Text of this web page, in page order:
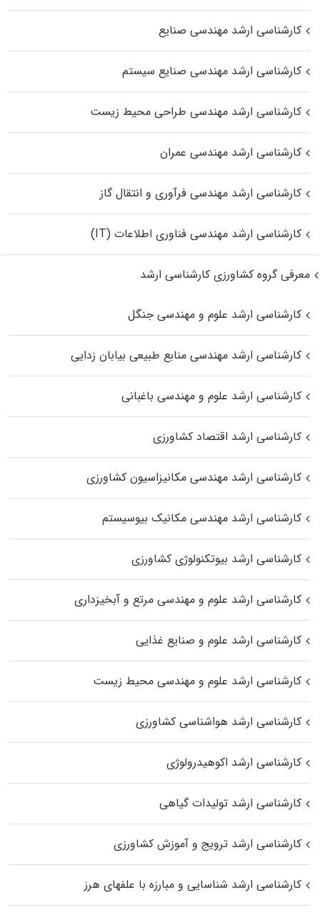
کارشناسی ارشد مهندسی صنایع
کارشناسی ارشد مهندسی صنایع سیستم
کارشناسی ارشد مهندسی طراحی محیط زیست
کارشناسی ارشد مهندسی عمران
کارشناسی ارشد مهندسی فرآوری و انتقال گاز
کارشناسی ارشد مهندسی فناوری اطلاعات (IT)
معرفی گروه کشاورزی کارشناسی ارشد
کارشناسی ارشد علوم و مهندسی جنگل
کارشناسی ارشد مهندسی منابع طبیعی بیابان زدایی
کارشناسی ارشد علوم و مهندسی باغبانی
کارشناسی ارشد اقتصاد کشاورزی
کارشناسی ارشد مهندسی مکانیزاسیون کشاورزی
کارشناسی ارشد مهندسی مکانیک بیوسیستم
کارشناسی ارشد بیوتکنولوژی کشاورزی
کارشناسی ارشد علوم و مهندسی مرتع و آبخیزداری
کارشناسی ارشد علوم و صنایع غذایی
کارشناسی ارشد علوم و مهندسی محیط زیست
کارشناسی ارشد هواشناسی کشاورزی
کارشناسی ارشد اکوهیدرولوژی
کارشناسی ارشد تولیدات گیاهی
کارشناسی ارشد ترویج و آموزش کشاورزی
کارشناسی ارشد شناسایی و مبارزه با علفهای هرز